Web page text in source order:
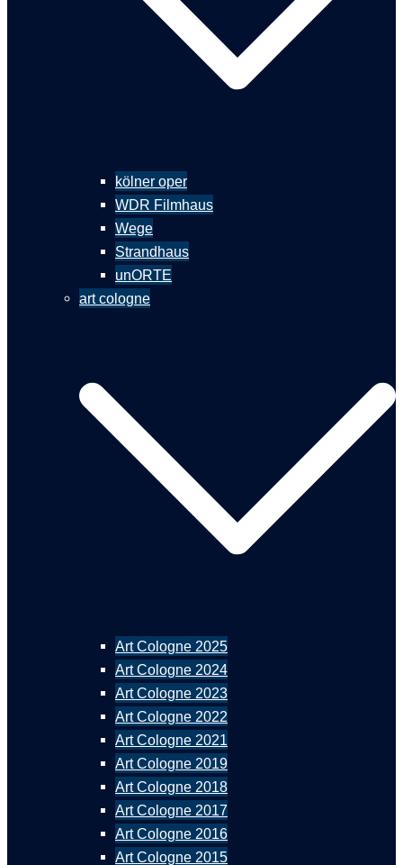
kölner oper
WDR Filmhaus
Wege
Strandhaus
unORTE
art cologne
Art Cologne 2025
Art Cologne 2024
Art Cologne 2023
Art Cologne 2022
Art Cologne 2021
Art Cologne 2019
Art Cologne 2018
Art Cologne 2017
Art Cologne 2016
Art Cologne 2015